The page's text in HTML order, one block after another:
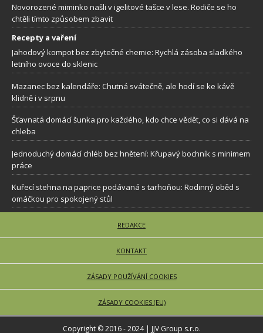
Novorozené miminko našli v igelitové tašce v lese. Rodiče se ho
chtěli tímto způsobem zbavit
Recepty a vaření
Jahodový kompot bez zbytečné chemie: Rychlá zásoba sladkého
letního ovoce do sklenic
Mazanec bez kalendáře: Chutná svátečně, ale hodí se ke kávě
klidně i v srpnu
Šťavnatá domácí šunka pro každého, kdo chce vědět, co si dává na
chleba
Jednoduchý domácí chléb bez hnětení: Křupavý bochník s minimem
práce
Kuřecí stehna na paprice podávaná s tarhoňou: Rodinný oběd s
omáčkou pro spokojený stůl
REDAKCE
KONTAKT
ZÁSADY POUŽÍVÁNÍ COOKIES
ZÁSADY COOKIES (EU)
Copyright © 2016 - 2024 | JJV Group s.r.o.